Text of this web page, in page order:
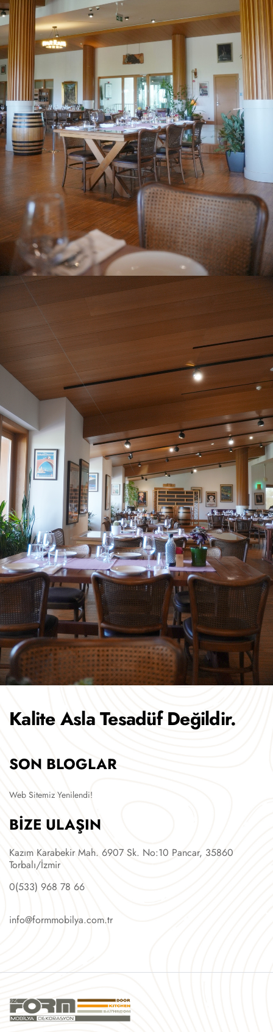
Kalite Asla Tesadüf Değildir.
SON BLOGLAR
Web Sitemiz Yenilendi!
BİZE ULAŞIN
Kazım Karabekir Mah. 6907 Sk. No:10 Pancar, 35860
Torbalı/İzmir
0(533) 968 78 66
info@formmobilya.com.tr